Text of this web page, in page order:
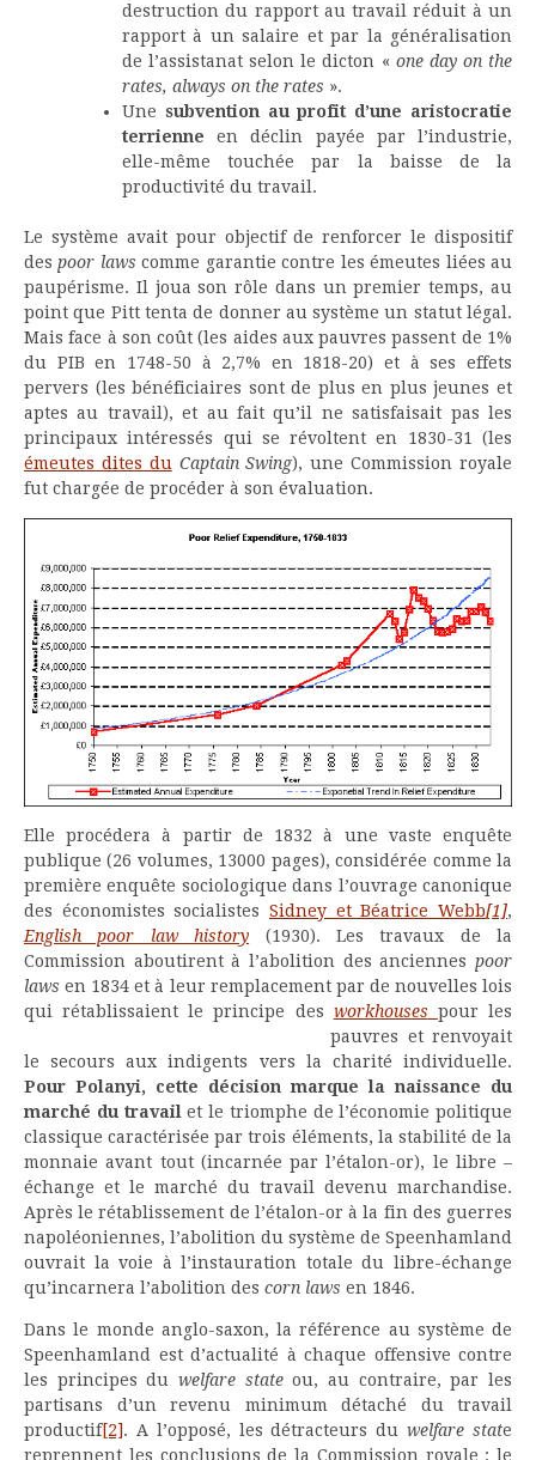
destruction du rapport au travail réduit à un
rapport à un salaire et par la généralisation
de l’assistanat selon le dicton « one day on the
rates, always on the rates ».
Une subvention au profit d’une aristocratie
terrienne en déclin payée par l’industrie,
elle-même touchée par la baisse de la
productivité du travail.
Le système avait pour objectif de renforcer le dispositif
des poor laws comme garantie contre les émeutes liées au
paupérisme. Il joua son rôle dans un premier temps, au
point que Pitt tenta de donner au système un statut légal.
Mais face à son coût (les aides aux pauvres passent de 1%
du PIB en 1748-50 à 2,7% en 1818-20) et à ses effets
pervers (les bénéficiaires sont de plus en plus jeunes et
aptes au travail), et au fait qu’il ne satisfaisait pas les
principaux intéressés qui se révoltent en 1830-31 (les
émeutes dites du Captain Swing), une Commission royale
fut chargée de procéder à son évaluation.
Elle procédera à partir de 1832 à une vaste enquête
publique (26 volumes, 13000 pages), considérée comme la
première enquête sociologique dans l’ouvrage canonique
des économistes socialistes Sidney et Béatrice Webb[1],
English poor law history (1930). Les travaux de la
Commission aboutirent à l’abolition des anciennes poor
laws en 1834 et à leur remplacement par de nouvelles lois
qui rétablissaient le principe des workhouses pour les
pauvres et renvoyait
le secours aux indigents vers la charité individuelle.
Pour Polanyi, cette décision marque la naissance du
marché du travail et le triomphe de l’économie politique
classique caractérisée par trois éléments, la stabilité de la
monnaie avant tout (incarnée par l’étalon-or), le libre –
échange et le marché du travail devenu marchandise.
Après le rétablissement de l’étalon-or à la fin des guerres
napoléoniennes, l’abolition du système de Speenhamland
ouvrait la voie à l’instauration totale du libre-échange
qu’incarnera l’abolition des corn laws en 1846.
Dans le monde anglo-saxon, la référence au système de
Speenhamland est d’actualité à chaque offensive contre
les principes du welfare stateou, au contraire, par les
partisans d’un revenu minimum détaché du travail
productif[2]. A l’opposé, les détracteurs duwelfare state
reprennent les conclusions de la Commission royale : le